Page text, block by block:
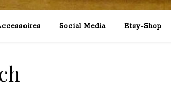
Social Media Etsy-Shop